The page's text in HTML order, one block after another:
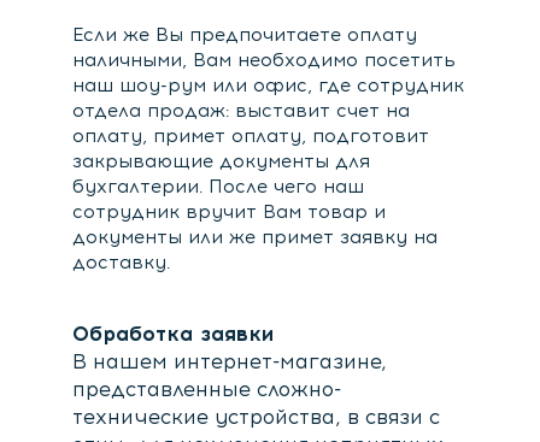
Если же Вы предпочитаете оплату
наличными, Вам необходимо посетить
наш шоу-рум или офис, где сотрудник
отдела продаж: выставит счет на
оплату, примет оплату, подготовит
закрывающие документы для
бухгалтерии. После чего наш
сотрудник вручит Вам товар и
документы или же примет заявку на
доставку.
Обработка заявки
В нашем интернет-магазине,
представленные сложно-
технические устройства, в связи с